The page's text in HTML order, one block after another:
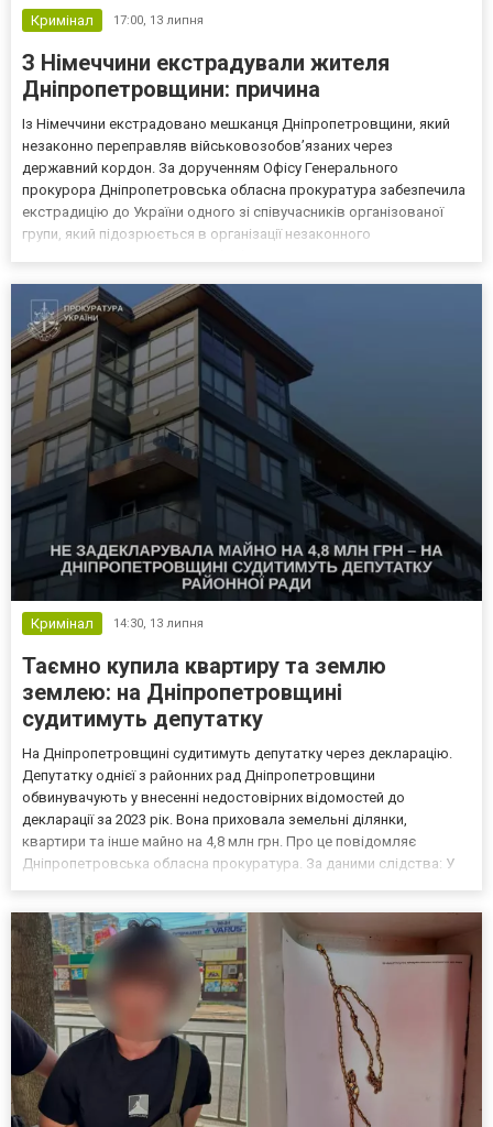
Кримінал 17:00, 13 липня
З Німеччини екстрадували жителя
Дніпропетровщини: причина
Із Німеччини екстрадовано мешканця Дніпропетровщини, який
незаконно переправляв військовозобов’язаних через
державний кордон. За дорученням Офісу Генерального
прокурора Дніпропетровська обласна прокуратура забезпечила
екстрадицію до України одного зі співучасників організованої
групи, який підозрюється в організації незаконного
2026 року компетен...
Кримінал 14:30, 13 липня
Таємно купила квартиру та землю
землею: на Дніпропетровщині
судитимуть депутатку
На Дніпропетровщині судитимуть депутатку через декларацію.
Депутатку однієї з районних рад Дніпропетровщини
обвинувачують у внесенні недостовірних відомостей до
декларації за 2023 рік. Вона приховала земельні ділянки,
квартири та інше майно на 4,8 млн грн. Про це повідомляє
Дніпропетровська обласна прокуратура. За даними слідства: У